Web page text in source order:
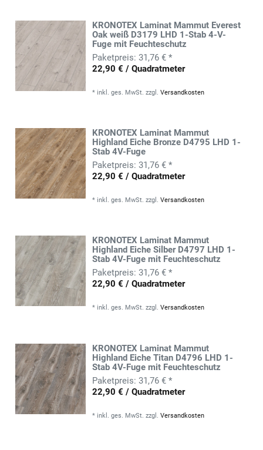
KRONOTEX Laminat Mammut Everest
Oak weiß D3179 LHD 1-Stab 4-V-
Fuge mit Feuchteschutz
31,76 € *
22,90 € / Quadratmeter
* inkl. ges. MwSt. zzgl.Versandkosten
KRONOTEX Laminat Mammut
Highland Eiche Bronze D4795 LHD 1-
Stab 4V-Fuge
31,76 € *
22,90 € / Quadratmeter
* inkl. ges. MwSt. zzgl.Versandkosten
KRONOTEX Laminat Mammut
Highland Eiche Silber D4797 LHD 1-
Stab 4V-Fuge mit Feuchteschutz
31,76 € *
22,90 € / Quadratmeter
* inkl. ges. MwSt. zzgl.Versandkosten
KRONOTEX Laminat Mammut
Highland Eiche Titan D4796 LHD 1-
Stab 4V-Fuge mit Feuchteschutz
31,76 € *
22,90 € / Quadratmeter
* inkl. ges. MwSt. zzgl.Versandkosten